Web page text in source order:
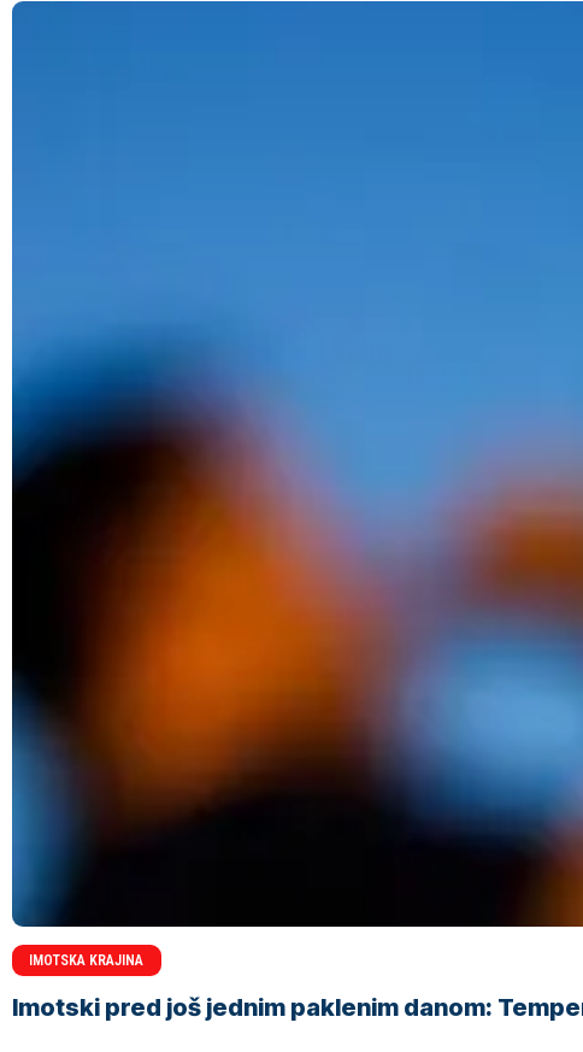
IMOTSKA KRAJINA
Imotski pred još jednim paklenim danom: